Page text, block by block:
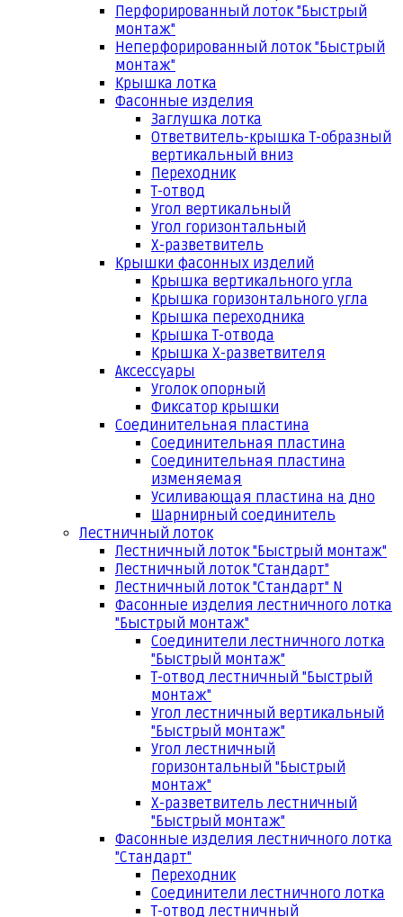
Перфорированный лоток "Быстрый
монтаж"
Неперфорированный лоток "Быстрый
монтаж"
Крышка лотка
Фасонные изделия
Заглушка лотка
Ответвитель-крышка Т-образный
вертикальный вниз
Переходник
Т-отвод
Угол вертикальный
Угол горизонтальный
Х-разветвитель
Крышки фасонных изделий
Крышка вертикального угла
Крышка горизонтального угла
Крышка переходника
Крышка Т-отвода
Крышка Х-разветвителя
Аксессуары
Уголок опорный
Фиксатор крышки
Соединительная пластина
Соединительная пластина
Соединительная пластина
изменяемая
Усиливающая пластина на дно
Шарнирный соединитель
Лестничный лоток
Лестничный лоток "Быстрый монтаж"
Лестничный лоток "Стандарт"
Лестничный лоток "Стандарт" N
Фасонные изделия лестничного лотка
"Быстрый монтаж"
Соединители лестничного лотка
"Быстрый монтаж"
Т-отвод лестничный "Быстрый
монтаж"
Угол лестничный вертикальный
"Быстрый монтаж"
Угол лестничный
горизонтальный "Быстрый
монтаж"
Х-разветвитель лестничный
"Быстрый монтаж"
Фасонные изделия лестничного лотка
"Стандарт"
Переходник
Соединители лестничного лотка
Т-отвод лестничный